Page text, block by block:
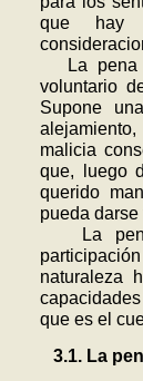
que hay
La pena
voluntario
Supone
malicia
que, luego
querido
pueda
La pena
naturaleza
que es el
3.1. La